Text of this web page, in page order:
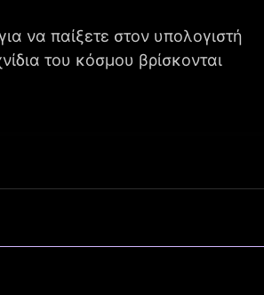
να παίξετε στον υπολογιστή
του κόσμου βρίσκονται